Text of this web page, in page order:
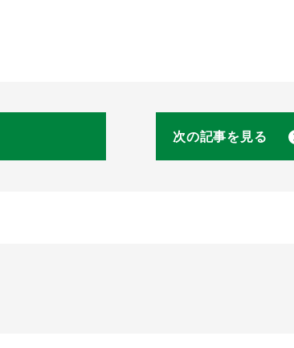
次の記事を見る